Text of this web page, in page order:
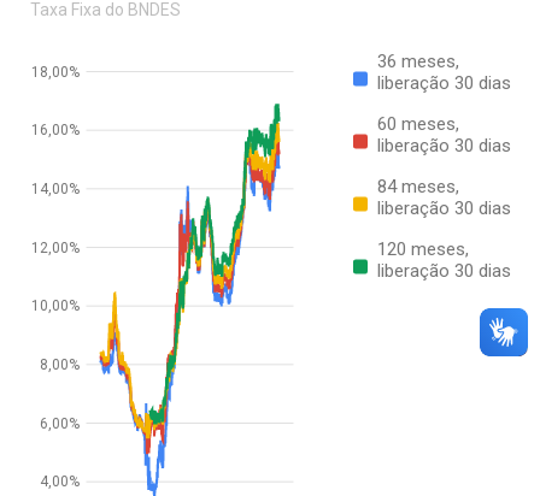
Taxa Fixa do BNDES
36 meses,
liberação 30 dias
60 meses,
liberação 30 dias
84 meses,
liberação 30 dias
120 meses,
liberação 30 dias
4,00%
6,00%
8,00%
10,00%
12,00%
14,00%
16,00%
18,00%